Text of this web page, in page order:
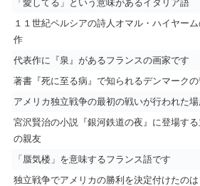
「愛してる」という意味があるイタリア語
１１世紀ペルシアの詩人オマル・ハイヤー
作
代表作に『泉』があるフランスの画家です
著書『死に至る病』で知られるデンマーク
アメリカ独立戦争の最初の戦いが行われた
宮沢賢治の小説『銀河鉄道の夜』に登場す
の親友
「蜃気楼」を意味するフランス語です
独立戦争でアメリカの勝利を決定付けたのは